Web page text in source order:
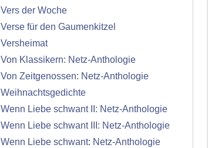
Vers der Woche
Verse für den Gaumenkitzel
Versheimat
Von Klassikern: Netz-Anthologie
Von Zeitgenossen: Netz-Anthologie
Weihnachtsgedichte
Wenn Liebe schwant II: Netz-Anthologie
Wenn Liebe schwant III: Netz-Anthologie
Wenn Liebe schwant: Netz-Anthologie